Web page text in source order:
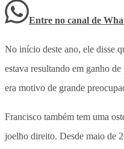
Entre no canal de
No início deste ano, ele disse
estava resultando em ganho
era motivo de grande
Francisco também tem uma
joelho direito. Desde maio de